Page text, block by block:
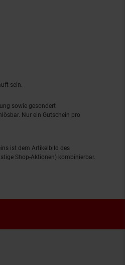
sein.
sowie gesondert
Nur ein Gutschein pro
ist dem Artikelbild des
Shop-Aktionen) kombinierbar.